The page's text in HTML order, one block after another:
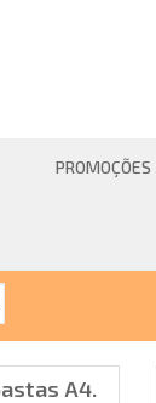
PROMOÇÕES
A4.